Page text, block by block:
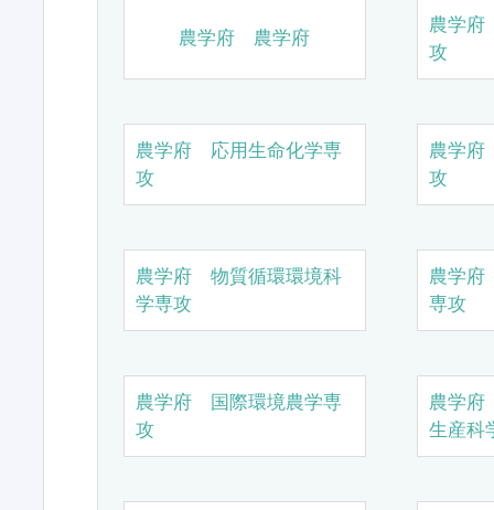
農学府 農学府
農学
攻
農学府 応用生命化学専
攻
農学
攻
農学府 物質循環環境科
学専攻
農学
専攻
農学府 国際環境農学専
攻
農学
生産科